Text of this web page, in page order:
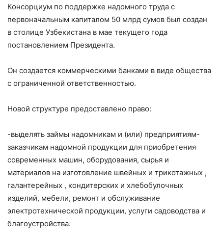
Консорциум по поддержке надомного труда с
первоначальным капиталом 50 млрд сумов был создан
в столице Узбекистана в мае текущего года
постановлением Президента.
Он создается коммерческими банками в виде общества
с ограниченной ответственностью.
Новой структуре предоставлено право:
-выделять займы надомникам и (или) предприятиям-
заказчикам надомной продукции для приобретения
современных машин, оборудования, сырья и
материалов на изготовление швейных и трикотажных ,
галантерейных , кондитерских и хлебобулочных
изделий, мебели, ремонт и обслуживание
электротехнической продукции, услуги садоводства и
благоустройства.